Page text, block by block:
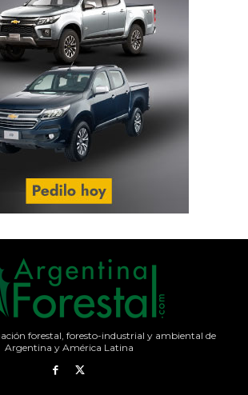
forestal, foresto-industrial y ambiental de
Argentina y América Latina